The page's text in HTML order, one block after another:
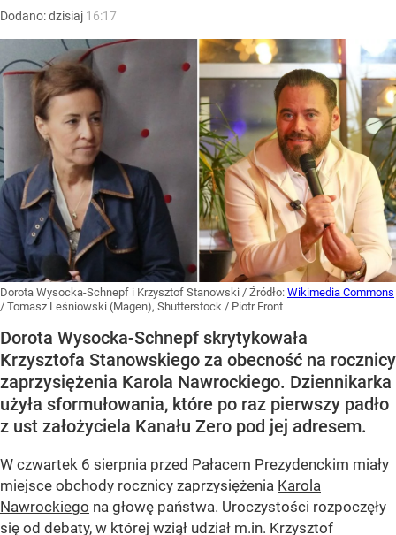
Dodano:dzisiaj 16:17
Dorota Wysocka-Schnepf i Krzysztof Stanowski / Źródło: Wikimedia Commons
/ Tomasz Leśniowski (Magen), Shutterstock / Piotr Front
Dorota Wysocka-Schnepf skrytykowała
Krzysztofa Stanowskiego za obecność na rocznicy
zaprzysiężenia Karola Nawrockiego. Dziennikarka
użyła sformułowania, które po raz pierwszy padło
z ust założyciela Kanału Zero pod jej adresem.
W czwartek 6 sierpnia przed Pałacem Prezydenckim miały
miejsce obchody rocznicy zaprzysiężenia Karola
Nawrockiego na głowę państwa. Uroczystości rozpoczęły
się od debaty, w której wziął udział m.in. Krzysztof